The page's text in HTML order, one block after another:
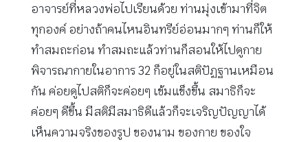
อาจารย์ที่หลวงพ่อไปเรียนด้วย ท่านมุ่งเข้ามาที่จิต
ทุกองค์ อย่างถ้าคนไหนอินทรีย์อ่อนมากๆ ท่านก็ให้
ทำสมถะก่อน ทำสมถะแล้วท่านก็สอนให้ไปดูกาย
พิจารณากายในอาการ 32 ก็อยู่ในสติปัฏฐานเหมือน
กัน ค่อยดูไปสติก็จะค่อยๆ เข้มแข็งขึ้น สมาธิก็จะ
ค่อยๆ ดีขึ้น มีสติมีสมาธิดีแล้วก็จะเจริญปัญญาได้
เห็นความจริงของรูป ของนาม ของกาย ของใจ